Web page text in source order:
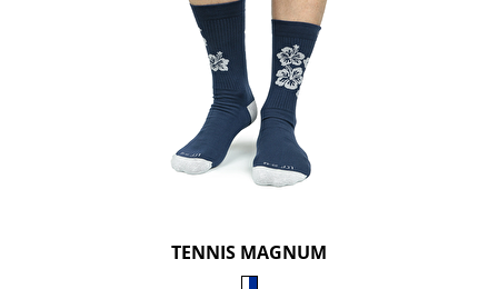
TENNIS MAGNUM